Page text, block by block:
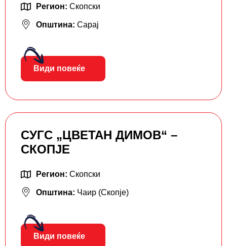
Регион: Скопски
Општина: Сарај
Види повеќе
СУГС „ЦВЕТАН ДИМОВ“ –
СКОПЈЕ
Регион: Скопски
Општина: Чаир (Скопје)
Види повеќе